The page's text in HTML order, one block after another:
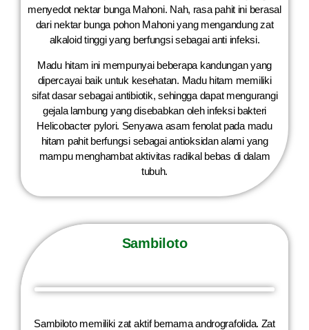
menyedot nektar bunga Mahoni. Nah, rasa pahit ini berasal
dari nektar bunga pohon Mahoni yang mengandung zat
alkaloid tinggi yang berfungsi sebagai anti infeksi.
Madu hitam ini mempunyai beberapa kandungan yang
dipercayai baik untuk kesehatan. Madu hitam memiliki
sifat dasar sebagai antibiotik, sehingga dapat mengurangi
gejala lambung yang disebabkan oleh infeksi bakteri
Helicobacter pylori. Senyawa asam fenolat pada madu
hitam pahit berfungsi sebagai antioksidan alami yang
mampu menghambat aktivitas radikal bebas di dalam
tubuh.
Sambiloto
Sambiloto memiliki zat aktif bernama andrografolida. Zat